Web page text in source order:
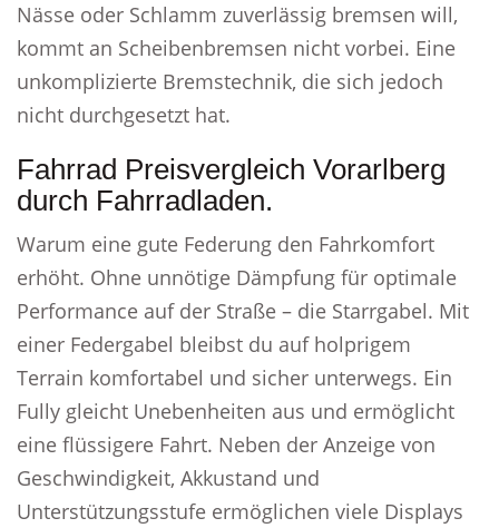
Nässe oder Schlamm zuverlässig bremsen will,
kommt an Scheibenbremsen nicht vorbei. Eine
unkomplizierte Bremstechnik, die sich jedoch
nicht durchgesetzt hat.
Fahrrad Preisvergleich Vorarlberg
durch Fahrradladen.
Warum eine gute Federung den Fahrkomfort
erhöht. Ohne unnötige Dämpfung für optimale
Performance auf der Straße – die Starrgabel. Mit
einer Federgabel bleibst du auf holprigem
Terrain komfortabel und sicher unterwegs. Ein
Fully gleicht Unebenheiten aus und ermöglicht
eine flüssigere Fahrt. Neben der Anzeige von
Geschwindigkeit, Akkustand und
Unterstützungsstufe ermöglichen viele Displays